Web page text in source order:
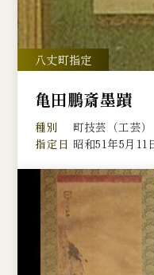
亀田鵬斎墨蹟
種別
町技芸（工芸）
指定日 昭和51年5月11